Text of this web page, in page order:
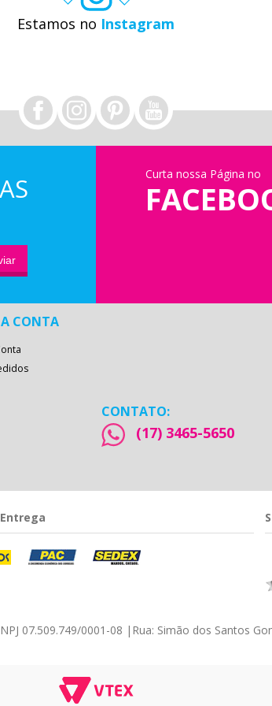
Estamos no Instagram
CONTA
Curta nossa Página no
CONTATO:
(17) 3465-5650
07.509.749/0001-08 | Rua: Simão dos Santos